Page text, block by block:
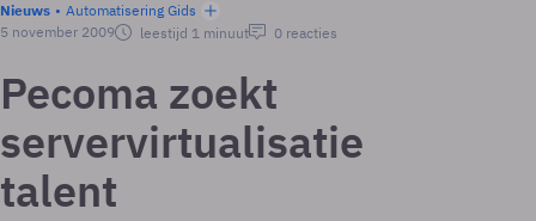
Nieuws
Automatisering Gids
5 november 2009
leestijd 1 minuut 0 reacties
Pecoma zoekt
servervirtualisatie
talent